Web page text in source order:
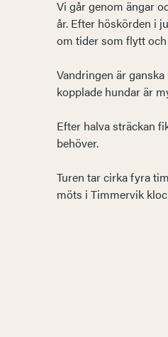
Vi går genom ängar
år. Efter höskörden i
om tider som flytt
Vandringen är
kopplade hundar är
Efter halva sträckan
behöver.
Turen tar cirka fyra
möts i Timmervik